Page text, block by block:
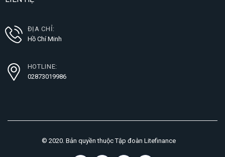
ĐỊA CHỈ:
Hồ Chí Minh
HOTLINE:
02873019986
© 2020. Bản quyền thuộc Tập đoàn Litefinance